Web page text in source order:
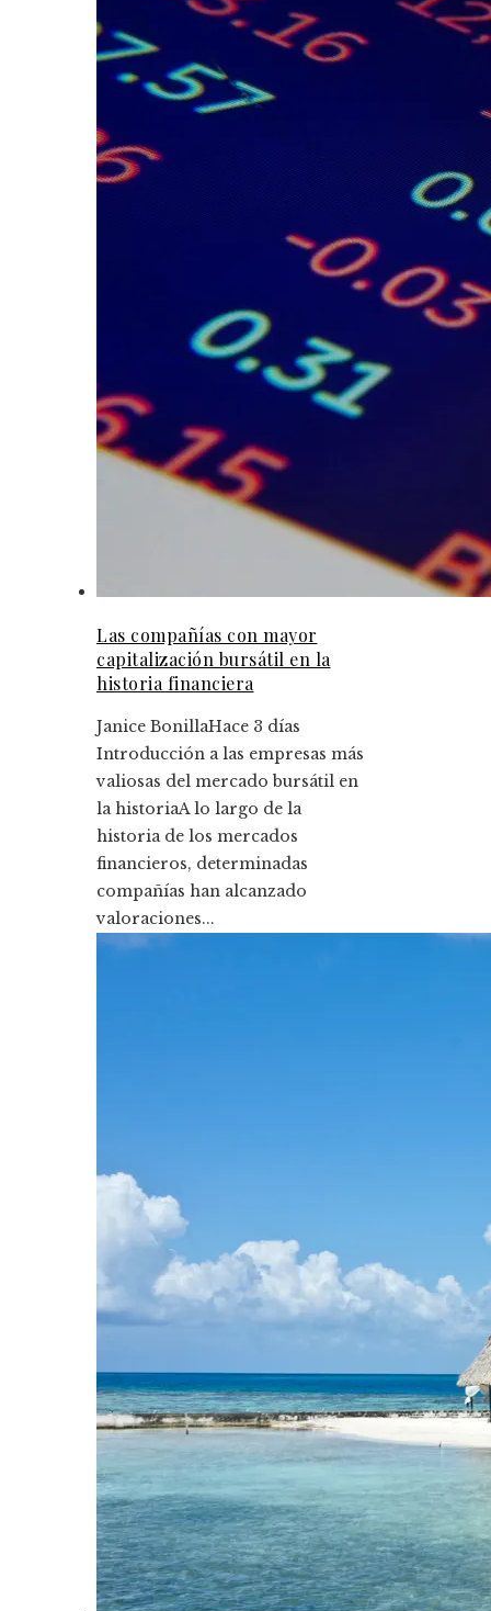
Las compañías con mayor
capitalización bursátil en la
historia financiera
Janice BonillaHace 3 días
Introducción a las empresas más
valiosas del mercado bursátil en
la historiaA lo largo de la
historia de los mercados
financieros, determinadas
compañías han alcanzado
valoraciones...